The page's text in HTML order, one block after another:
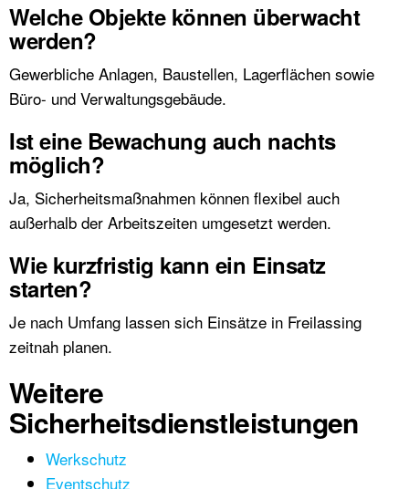
Welche Objekte können überwacht
werden?
Gewerbliche Anlagen, Baustellen, Lagerflächen sowie
Büro- und Verwaltungsgebäude.
Ist eine Bewachung auch nachts
möglich?
Ja, Sicherheitsmaßnahmen können flexibel auch
außerhalb der Arbeitszeiten umgesetzt werden.
Wie kurzfristig kann ein Einsatz
starten?
Je nach Umfang lassen sich Einsätze in Freilassing
zeitnah planen.
Weitere
Sicherheitsdienstleistungen
Werkschutz
Eventschutz